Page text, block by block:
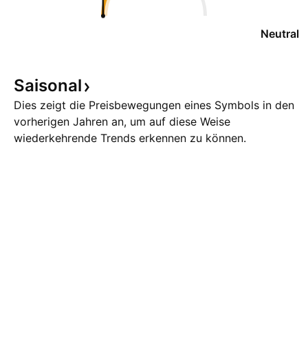
Neutral
Saisonal
Dies zeigt die Preisbewegungen eines Symbols in den
vorherigen Jahren an, um auf diese Weise
wiederkehrende Trends erkennen zu können.